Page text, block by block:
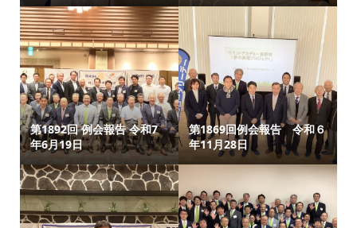
第1892回 例会報告 令和7
年6月19日
第1869回例会報告 令和６
年11月28日